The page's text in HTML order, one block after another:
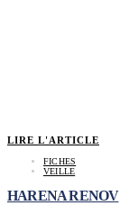
LIRE L'ARTICLE
FICHES
VEILLE
HARENA RENOV